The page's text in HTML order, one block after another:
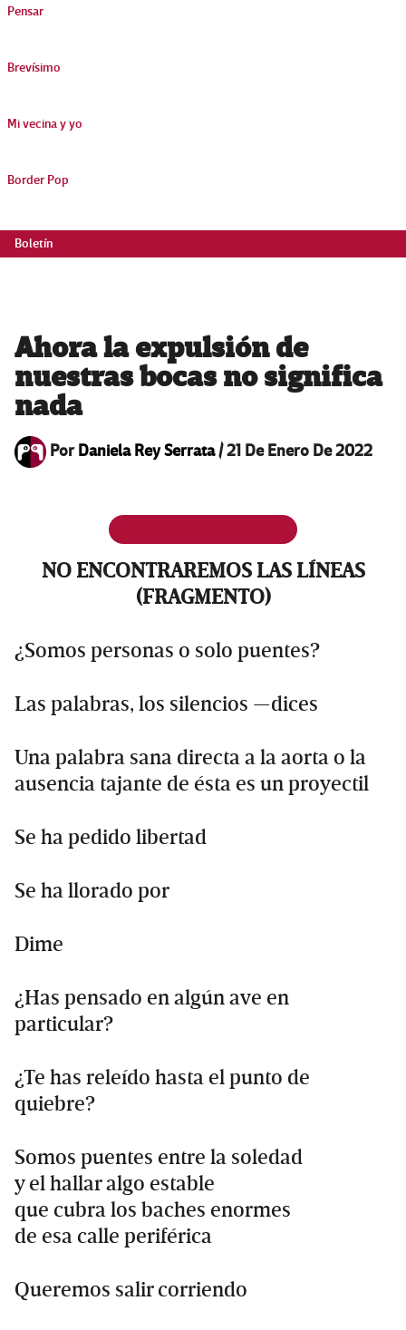
Pensar
Brevísimo
Mi vecina y yo
Border Pop
Boletín
Ahora la expulsión de
nuestras bocas no significa
nada
Por Daniela Rey Serrata/21 De Enero De 2022
NO ENCONTRAREMOS LAS LÍNEAS
(FRAGMENTO)
¿Somos personas o solo puentes?
Las palabras, los silencios —dices
Una palabra sana directa a la aorta o la
ausencia tajante de ésta es un proyectil
Se ha pedido libertad
Se ha llorado por
Dime
¿Has pensado en algún ave en
particular?
¿Te has releído hasta el punto de
quiebre?
Somos puentes entre la soledad
y el hallar algo estable
que cubra los baches enormes
de esa calle periférica
Queremos salir corriendo